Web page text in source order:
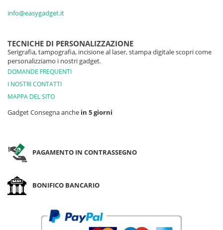
info@easygadget.it
TECNICHE DI PERSONALIZZAZIONE
Serigrafia, tampografia, incisione al laser, stampa digitale scopri come
personalizziamo i nostri gadget.
DOMANDE FREQUENTI
I NOSTRI CONTATTI
MAPPA DEL SITO
Gadget Consegna anche in 5 giorni
PAGAMENTO IN CONTRASSEGNO
BONIFICO BANCARIO